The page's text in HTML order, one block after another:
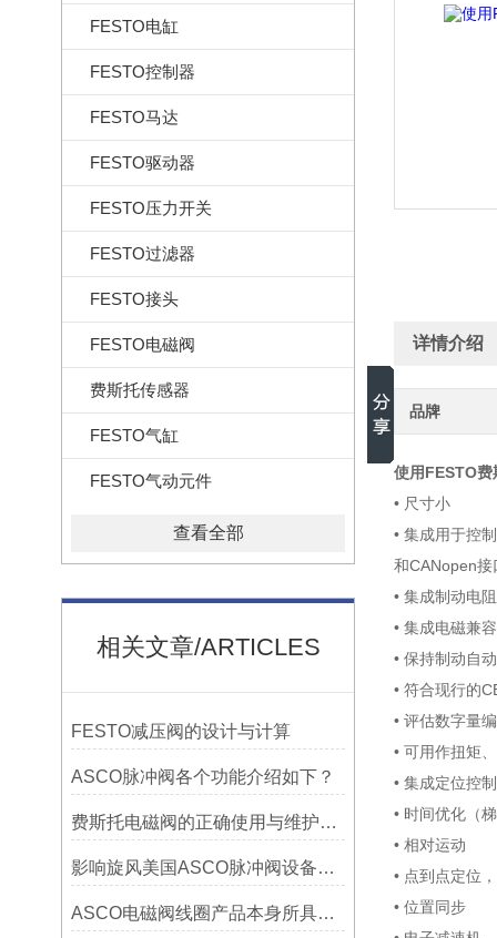
FESTO电缸
FESTO控制器
FESTO马达
FESTO驱动器
FESTO压力开关
FESTO过滤器
FESTO接头
FESTO电磁阀
费斯托传感器
FESTO气缸
FESTO气动元件
查看全部
相关文章/ARTICLES
FESTO减压阀的设计与计算
ASCO脉冲阀各个功能介绍如下？
费斯托电磁阀的正确使用与维护资料各分哪些
影响旋风美国ASCO脉冲阀设备的因素？
ASCO电磁阀线圈产品本身所具有的三大优良特点？
详情介绍
品牌
使用FESTO
• 尺寸小
• 集成用于控
和CANopen接
• 集成制动电阻
• 集成电磁兼
• 保持制动自
• 符合现行的
• 评估数字量
• 可用作扭矩
• 集成定位控
• 时间优化（
• 相对运动
• 点到点定位
• 位置同步